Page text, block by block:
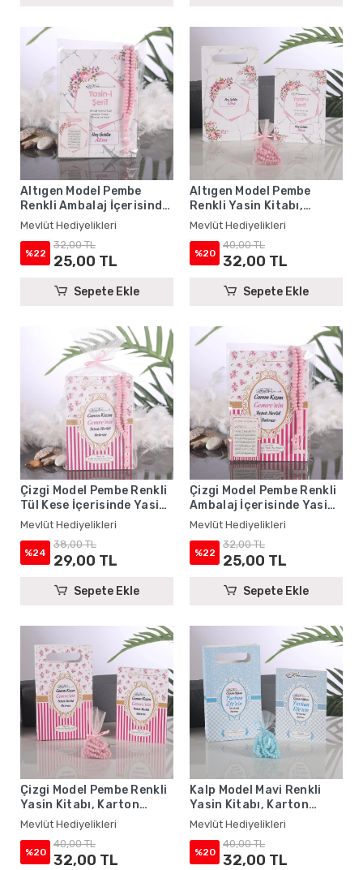
Altıgen Model Pembe
Renkli Ambalaj İçerisinde
Yasin Kitabı, Magnet ve
Tesbih - Mevlüt
Hediyelikleri
Mevlüt Hediyelikleri
%22
32,00 TL
25,00 TL
Sepete Ekle
Altıgen Model Pembe
Renkli Yasin Kitabı,
Karton Çanta ve Tesbih -
Mevlüt Hediyelikleri
Mevlüt Hediyelikleri
%20
40,00 TL
32,00 TL
Sepete Ekle
Çizgi Model Pembe Renkli
Tül Kese İçerisinde Yasin
Kitabı ve Tesbih - Mevlüt
Hediyelikleri
Mevlüt Hediyelikleri
%24
38,00 TL
29,00 TL
Sepete Ekle
Çizgi Model Pembe Renkli
Ambalaj İçerisinde Yasin
Kitabı, Magnet ve Tesbih -
Mevlüt Hediyelikleri
Mevlüt Hediyelikleri
%22
32,00 TL
25,00 TL
Sepete Ekle
Çizgi Model Pembe Renkli
Yasin Kitabı, Karton
Çanta ve Tesbih - Mevlüt
Hediyelikleri
Mevlüt Hediyelikleri
%20
40,00 TL
32,00 TL
Kalp Model Mavi Renkli
Yasin Kitabı, Karton
Çanta ve Tesbih - Mevlüt
Hediyelikleri
Mevlüt Hediyelikleri
%20
40,00 TL
32,00 TL